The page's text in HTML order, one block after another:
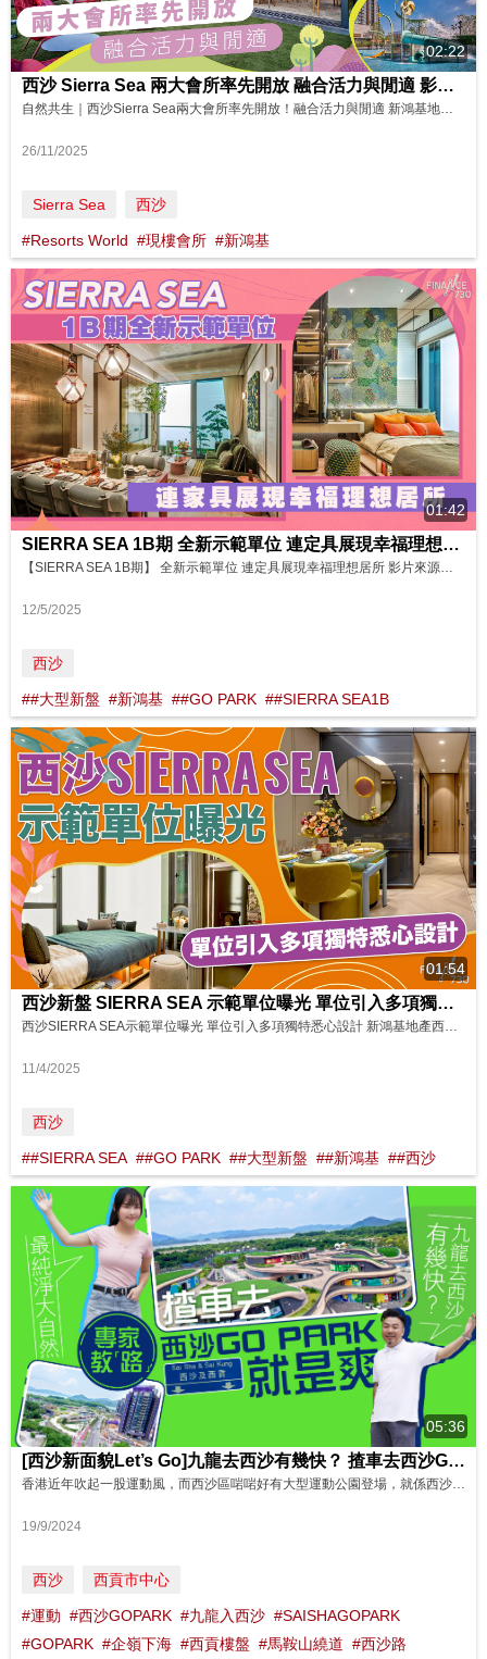
02:22
西沙 Sierra Sea 兩大會所率先開放 融合活力與閒適 影片來源: Finance730
自然共生｜西沙Sierra Sea兩大會所率先開放！融合活力與閒適 新鴻基地產全新西沙灣發展項目SIERRA SEA坐擁巨型會所世界「Resorts World」，住客會所連同公用花園及遊樂地方合共約148 萬平方呎，包羅3大主題會所及4大特色地帶，消閒設施多達168項，現已率先開放其中兩大主題會所 —「Seaside Club」及「Seasons Club」，以及湖畔主題小屋「Lakeside ...
26/11/2025
Sierra Sea 西沙
#Resorts World #現樓會所 #新鴻基
01:42
SIERRA SEA 1B期 全新示範單位 連定具展現幸福理想居所 影片來源: FINANCE 730
12/5/2025
西沙
##大型新盤 #新鴻基 ##GO PARK ##SIERRA SEA1B
01:54
西沙新盤 SIERRA SEA 示範單位曝光 單位引入多項獨特悉心設計 影片來源: FINANCE 730
11/4/2025
西沙
##SIERRA SEA ##GO PARK ##大型新盤 ##新鴻基 ##西沙
05:36
[西沙新面貌Let’s Go]九龍去西沙有幾快？ 揸車去西沙GO PARK就是爽！ 最純淨大自然|
香港近年吹起一股運動風，而西沙區啱啱好有大型運動公園登場，就係西沙GO PARK! 融入自然環境嘅建築，加上超多項戶外戶內運動設施，令人期待！ 不過西沙 = 郊區？？ 人氣IG Model/演員阿魚，跟住地區專家阿SAM，一齊由九龍揸車入西沙，睇下要幾耐？仲有西沙最純粹嘅大自然靚景，睇下有幾Relax!
19/9/2024
西沙 西貢市中心
#運動 #西沙GOPARK #九龍入西沙 #SAISHAGOPARK
#GOPARK #企嶺下海 #西貢樓盤 #馬鞍山繞道 #西沙路